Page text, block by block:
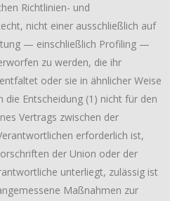
Richtlinien- und
nicht einer ausschließlich auf
— einschließlich Profiling —
zu werden, die ihr
oder sie in ähnlicher Weise
Entscheidung (1) nicht für den
Vertrags zwischen der
erforderlich ist,
der Union oder der
unterliegt, zulässig ist
Maßnahmen zur
Phone